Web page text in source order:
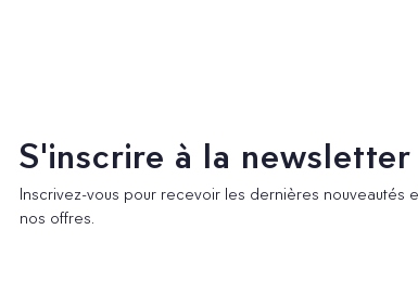
S'inscrire à la newsletter
Inscrivez-vous pour recevoir les dernières nouveautés
nos offres.